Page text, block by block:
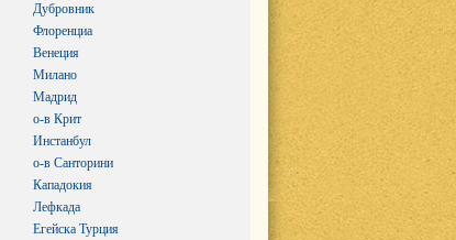
Дубровник
Флоренциа
Венеция
Милано
Мадрид
о-в Крит
Инстанбул
о-в Санторини
Кападокия
Лефкада
Егейска Турция